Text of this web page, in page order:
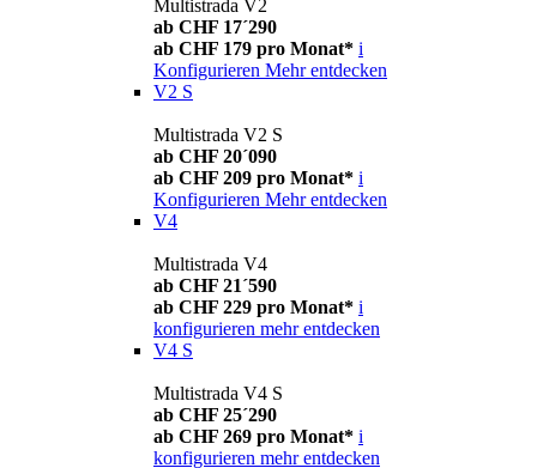
Multistrada V2
ab CHF 17´290
ab CHF 179 pro Monat* i
Konfigurieren Mehr entdecken
V2 S
Multistrada V2 S
ab CHF 20´090
ab CHF 209 pro Monat* i
Konfigurieren Mehr entdecken
V4
Multistrada V4
ab CHF 21´590
ab CHF 229 pro Monat* i
konfigurieren mehr entdecken
V4 S
Multistrada V4 S
ab CHF 25´290
ab CHF 269 pro Monat* i
konfigurieren mehr entdecken